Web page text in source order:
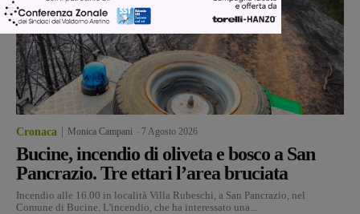
Cronaca Monica Campani 7 Agosto 2026
Bucine, incendio di oliveta e bosco a San
Pancrazio. Tre ettari l’area bruciata
Incendio alle 16.00 in località Villa Rubeschi, a San Pancrazio, nel
Comune di Bucine. L'incendio, che ha interessato una...